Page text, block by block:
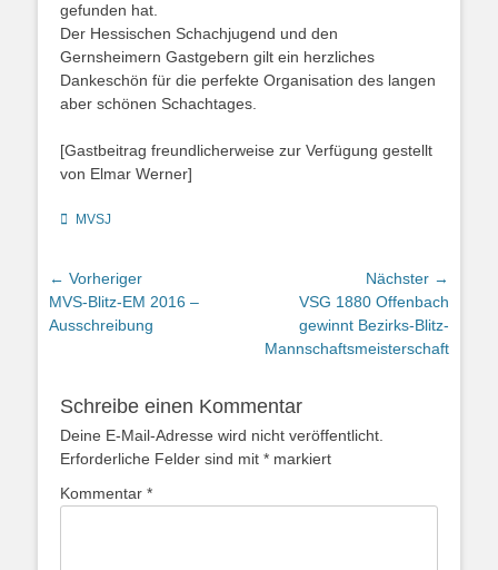
gefunden hat.
Der Hessischen Schachjugend und den
Gernsheimern Gastgebern gilt ein herzliches
Dankeschön für die perfekte Organisation des langen
aber schönen Schachtages.
[Gastbeitrag freundlicherweise zur Verfügung gestellt
von Elmar Werner]
Kategorien
MVSJ
Beitragsnavigation
← Vorheriger
Vorheriger
Beitrag:
MVS-Blitz-EM 2016 –
Ausschreibung
Nächster →
Nächster
Beitrag:
VSG 1880 Offenbach
gewinnt Bezirks-Blitz-
Mannschaftsmeisterschaft
Schreibe einen Kommentar
Deine E-Mail-Adresse wird nicht veröffentlicht.
Erforderliche Felder sind mit * markiert
Kommentar *